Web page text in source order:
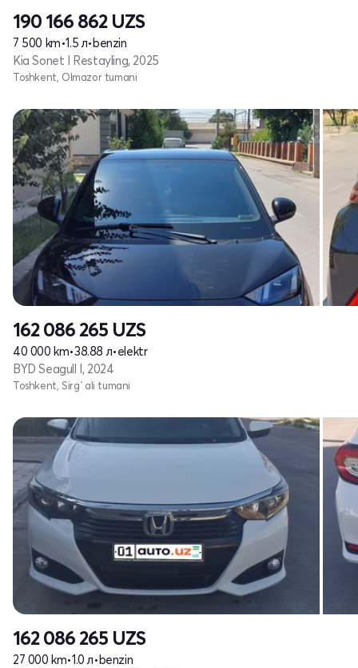
190 166 862 UZS
7 500 km•1.5 л•benzin
Kia Sonet I Restayling, 2025
Toshkent, Olmazor tumani
162 086 265 UZS
40 000 km•38.88 л•elektr
BYD Seagull I, 2024
Toshkent, Sirg`ali tumani
162 086 265 UZS
27 000 km•1.0 л•benzin